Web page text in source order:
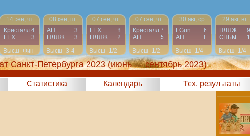
14 сен, чт
Кристалл 4
LEX
3
Высш Фин
08 сен, пт
АН
3
ПЛЯЖ
3
Высш 3-4
07 сен, чт
LEX
8
ПЛЯЖ
2
Высш
1/2
07 сен, чт
Кристалл 7
АН
5
Высш
1/2
30 авг, ср
FGun
6
АН
8
Высш
1/4
29 авг, вт
ПЛЯЖ
9
СПБМ
1
Высш
1/4
Санкт-Петербурга 2023 (июнь — сентябрь 2023)
Статистика Календарь Тех. результаты